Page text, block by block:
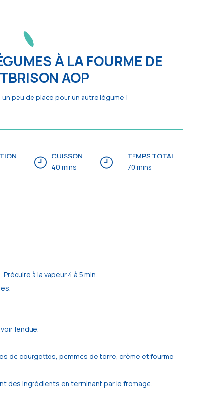
À LA FOURME DE
AOP
peu de place pour un autre légume !
CUISSON
40 mins
TEMPS TOTAL
70 mins
à la vapeur 4 à 5 min.
fendue.
de courgettes, pommes de terre, crème et fourme
des ingrédients en terminant par le fromage.